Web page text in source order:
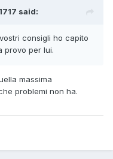
said:
consigli ho capito
provo per lui.
massima
problemi non ha.